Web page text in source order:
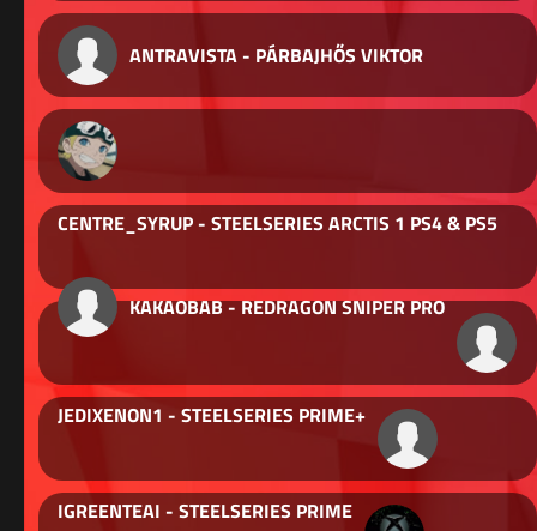
ANTRAVISTA - PÁRBAJHŐS VIKTOR
CENTRE_SYRUP - STEELSERIES ARCTIS 1 PS4 & PS5
KAKAOBAB - REDRAGON SNIPER PRO
JEDIXENON1 - STEELSERIES PRIME+
IGREENTEAI - STEELSERIES PRIME